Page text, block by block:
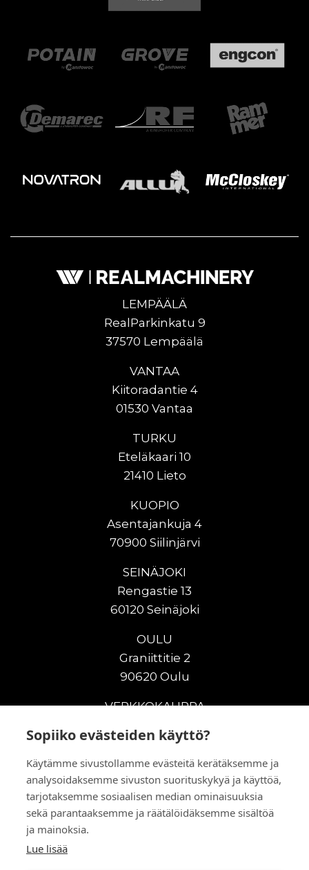
Sopiiko evästeiden käyttö?
Käytämme sivustollamme evästeitä kerätäksemme ja
analysoidaksemme sivuston suorituskykyä ja käyttöä,
tarjotaksemme sosiaalisen median ominaisuuksia
sekä parantaaksemme ja räätälöidäksemme sisältöä
ja mainoksia.
Lue lisää
LEMPÄÄLÄ
RealParkinkatu 9
37570 Lempäälä
VANTAA
Kiitoradantie 4
01530 Vantaa
TURKU
Eteläkaari 10
21410 Lieto
KUOPIO
Asentajankuja 4
70900 Siilinjärvi
SEINÄJOKI
Rengastie 13
60120 Seinäjoki
OULU
Graniittitie 2
90620 Oulu
VERKKOKAUPPA
Uudet maanrakennuskoneet
Vuokrakoneet
Kampanjat
Vaihtokoneet